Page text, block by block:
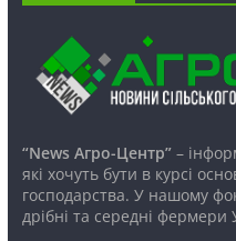
“News Агро-Центр”–
які хочуть бути в курсі
господарства. У нашому
дрібні та середні фермери